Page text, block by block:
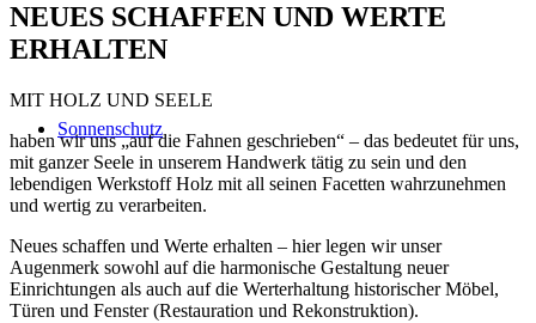
Sonnenschutz
NEUES SCHAFFEN UND WERTE
ERHALTEN
MIT HOLZ UND SEELE
haben wir uns „auf die Fahnen geschrieben“ – das bedeutet für uns,
mit ganzer Seele in unserem Handwerk tätig zu sein und den
lebendigen Werkstoff Holz mit all seinen Facetten wahrzunehmen
und wertig zu verarbeiten.
Neues schaffen und Werte erhalten – hier legen wir unser
Augenmerk sowohl auf die harmonische Gestaltung neuer
Einrichtungen als auch auf die Werterhaltung historischer Möbel,
Türen und Fenster (Restauration und Rekonstruktion).